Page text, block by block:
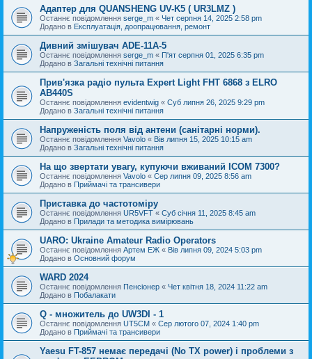
Адаптер для QUANSHENG UV-K5 ( UR3LMZ )
Останнє повідомлення serge_m « Чет серпня 14, 2025 2:58 pm
Додано в Експлуатація, доопрацювання, ремонт
Дивний змішувач ADE-11A-5
Останнє повідомлення serge_m « П'ят серпня 01, 2025 6:35 pm
Додано в Загальні технічні питання
Прив'язка радіо пульта Expert Light FHT 6868 з ELRO
AB440S
Останнє повідомлення evidentwig « Суб липня 26, 2025 9:29 pm
Додано в Загальні технічні питання
Напруженість поля від антени (санітарні норми).
Останнє повідомлення Vavolo « Вів липня 15, 2025 10:15 am
Додано в Загальні технічні питання
На що звертати увагу, купуючи вживаний ICOM 7300?
Останнє повідомлення Vavolo « Сер липня 09, 2025 8:56 am
Додано в Приймачі та трансивери
Приставка до частотоміру
Останнє повідомлення UR5VFT « Суб січня 11, 2025 8:45 am
Додано в Прилади та методика вимірювань
UARO: Ukraine Аmateur Radio Operators
Останнє повідомлення Артем ЕЖ « Вів липня 09, 2024 5:03 pm
Додано в Основний форум
WARD 2024
Останнє повідомлення Пенсіонер « Чет квітня 18, 2024 11:22 am
Додано в Побалакати
Q - множитель до UW3DI - 1
Останнє повідомлення UT5CM « Сер лютого 07, 2024 1:40 pm
Додано в Приймачі та трансивери
Yaesu FT-857 немає передачі (No TX power) і проблеми з